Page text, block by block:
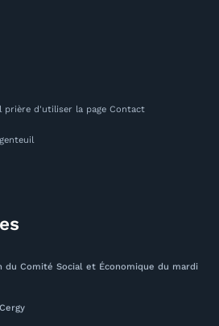
d'utiliser la page Contact
du Comité Social et Économique du mardi